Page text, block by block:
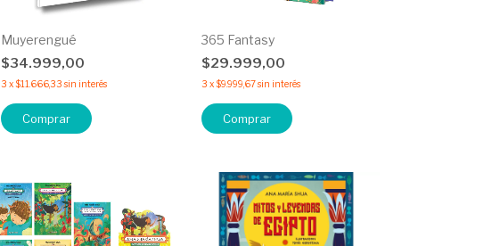
Muyerengué
$34.999,00
3 x$11.666,33 sin interés
365 Fantasy
$29.999,00
3 x$9.999,67sin interés